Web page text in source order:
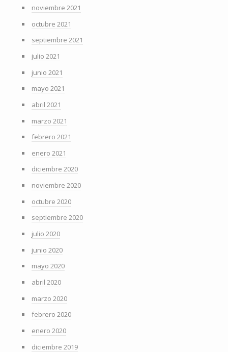
noviembre 2021
octubre 2021
septiembre 2021
julio 2021
junio 2021
mayo 2021
abril 2021
marzo 2021
febrero 2021
enero 2021
diciembre 2020
noviembre 2020
octubre 2020
septiembre 2020
julio 2020
junio 2020
mayo 2020
abril 2020
marzo 2020
febrero 2020
enero 2020
diciembre 2019